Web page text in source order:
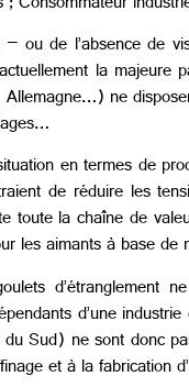
ou de l’absence de
la majeure
ne
en termes de
de réduire les
toute la chaîne de
les aimants à base
d’étranglement
d’une
Sud) ne sont donc
et à la fabrication